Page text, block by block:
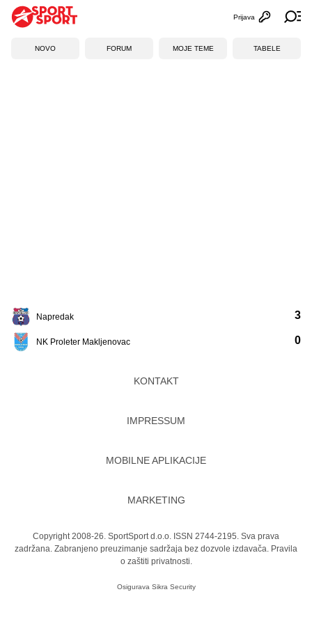
Otvori
Prijava
NOVO FORUM MOJE TEME TABELE
Napredak
NK Proleter Makljenovac
3
0
KONTAKT
IMPRESSUM
MOBILNE APLIKACIJE
MARKETING
Copyright 2008-26. SportSport d.o.o. ISSN 2744-2195. Sva prava
zadržana. Zabranjeno preuzimanje sadržaja bez dozvole izdavača. Pravila
o zaštiti privatnosti.
Osigurava Sikra Security